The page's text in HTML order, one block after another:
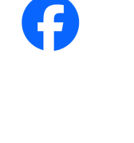
第16回人形供養
第15回人形供養